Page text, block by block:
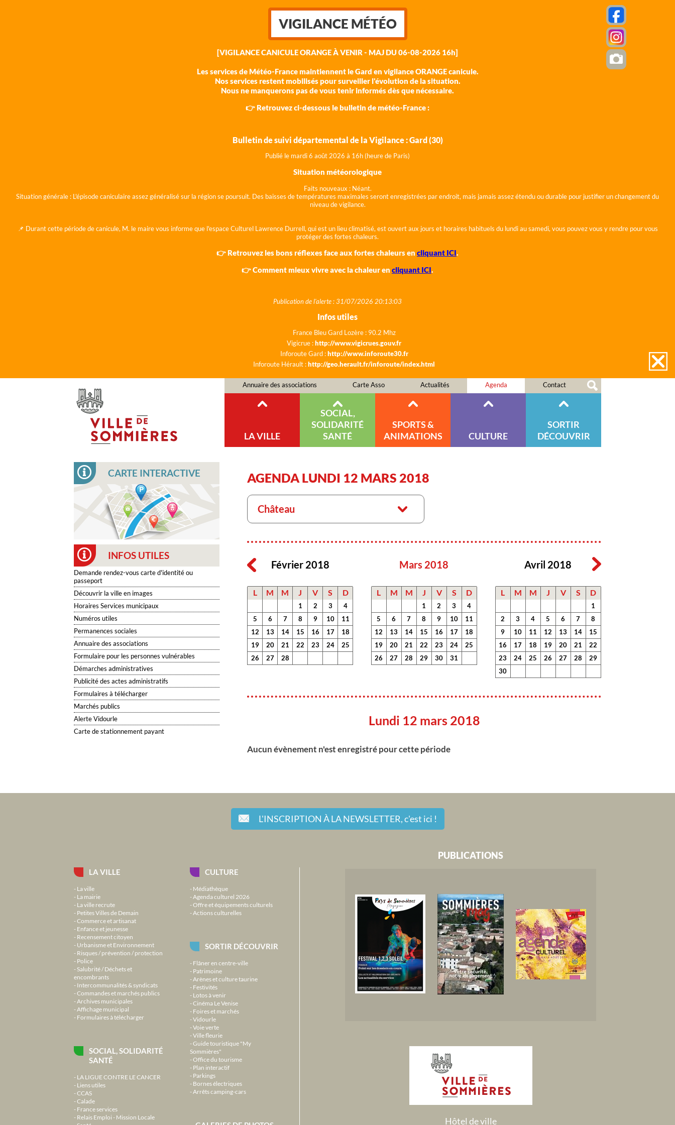
VIGILANCE MÉTÉO
[VIGILANCE CANICULE ORANGE À VENIR - MAJ DU 06-08-2026 16h]
Les services de Météo-France maintiennent le Gard en vigilance ORANGE canicule.
Nos services restent mobilisés pour surveiller l'évolution de la situation.
Nous ne manquerons pas de vous tenir informés dès que nécessaire.
👉 Retrouvez ci-dessous le bulletin de météo-France :
Bulletin de suivi départemental de la Vigilance : Gard (30)
Publié le mardi 6 août 2026 à 16h (heure de Paris)
Situation météorologique
Faits nouveaux : Néant.
Situation générale : L'épisode caniculaire assez généralisé sur la région se poursuit. Des baisses de températures maximales seront enregistrées par endroit, mais jamais assez étendu ou durable pour justifier un changement du
niveau de vigilance.
📌 Durant cette période de canicule, M. le maire vous informe que l'espace Culturel Lawrence Durrell, qui est un lieu climatisé, est ouvert aux jours et horaires habituels du lundi au samedi, vous pouvez vous y rendre pour vous
protéger des fortes chaleurs.
👉 Retrouvez les bons réflexes face aux fortes chaleurs en cliquant ICI.
👉 Comment mieux vivre avec la chaleur en cliquant ICI.
Publication de l'alerte : 31/07/2026 20:13:03
Infos utiles
France Bleu Gard Lozère : 90.2 Mhz
Vigicrue :http://www.vigicrues.gouv.fr
Inforoute Gard :http://www.inforoute30.fr
Inforoute Hérault :http://geo.herault.fr/inforoute/index.html
Annuaire des associations Carte Asso Actualités Agenda Contact
LA VILLE
SOCIAL,
SOLIDARITÉ
SANTÉ
SPORTS &
ANIMATIONS
CULTURE
SORTIR
DÉCOUVRIR
CARTE INTERACTIVE
INFOS UTILES
Demande rendez-vous carte d'identité ou
passeport
Découvrir la ville en images
Horaires Services municipaux
Numéros utiles
Permanences sociales
Annuaire des associations
Formulaire pour les personnes vulnérables
Démarches administratives
Publicité des actes administratifs
Formulaires à télécharger
Marchés publics
Alerte Vidourle
Carte de stationnement payant
AGENDA LUNDI 12 MARS 2018
Château
Février 2018
L M M J V S D
1 2 3
4
5
6 7 8 9 10
11
12
13 14 15 16 17
18
19
20 21 22 23 24
25
26
27 28
Mars 2018
L M M J V S D
1 2 3
4
5
6 7 8 9 10
11
12
13 14 15 16 17
18
19
20 21 22 23 24
25
26
27 28 29 30 31
Avril 2018
L M M J V S D
1
2
3 4 5 6 7
8
9
10 11 12 13 14
15
16
17 18 19 20 21
22
23
24 25 26 27 28
29
30
Lundi 12 mars 2018
Aucun évènement n'est enregistré pour cette période
L'INSCRIPTION À LA NEWSLETTER,c'est ici !
LA VILLE
La ville
La mairie
La ville recrute
Petites Villes de Demain
Commerce et artisanat
Enfance et jeunesse
Recensement citoyen
Urbanisme et Environnement
Risques / prévention / protection
Police
Salubrité / Déchets et
encombrants
Intercommunalités & syndicats
Commandes et marchés publics
Archives municipales
Affichage municipal
Formulaires à télécharger
SOCIAL, SOLIDARITÉ
SANTÉ
LA LIGUE CONTRE LE CANCER
Liens utiles
CCAS
Calade
France services
Relais Emploi - Mission Locale
CULTURE
Médiathèque
Agenda culturel 2026
Offre et équipements culturels
Actions culturelles
SORTIR DÉCOUVRIR
Flâner en centre-ville
Patrimoine
Arènes et culture taurine
Festivités
Lotos à venir
Cinéma Le Venise
Foires et marchés
Vidourle
Voie verte
Ville fleurie
Guide touristique "My
Sommières"
Office du tourisme
Plan interactif
Parkings
Bornes électriques
Arrêts camping-cars
PUBLICATIONS
Hôtel de ville